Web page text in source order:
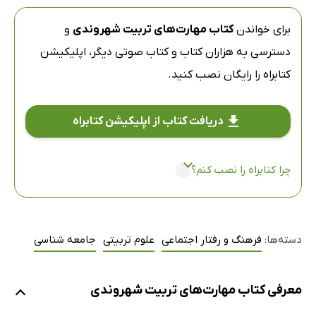
برای خواندنکتاب مهارت‌های تربیت شهروندی و
دسترسی به هزاران کتاب و کتاب صوتی دیگر، اپلیکیشن
کتابراه را رایگان نصب کنید.
دریافت کتاب از اپلیکیشن کتابراه
چرا کتابراه را نصب کنم؟
دسته‌ها: فرهنگ و رفتار اجتماعی علوم تربیتی جامعه شناسی
معرفی کتاب مهارت‌های تربیت شهروندی